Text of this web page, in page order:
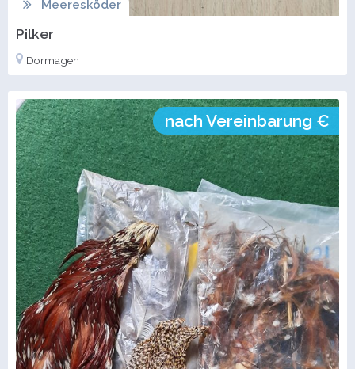
Meeresköder
Pilker
Dormagen
nach Vereinbarung €